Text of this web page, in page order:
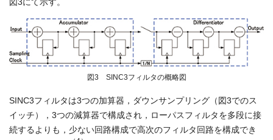
図3 SINC3フィルタの概略図
SINC3フィルタは3つの加算器，ダウンサンプリング（図3でのス
イッチ），3つの減算器で構成され，ローパスフィルタを多段に接
続するよりも，少ない回路構成で高次のフィルタ回路を構成でき